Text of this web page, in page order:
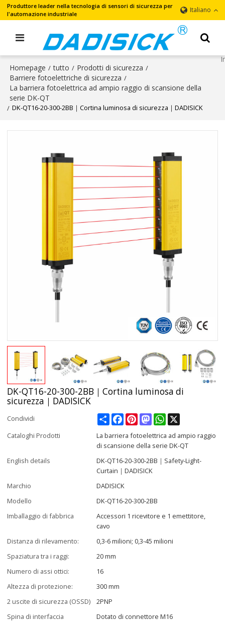
Produttore leader nella tecnologia di sensori di sicurezza per
l'automazione industriale
Italiano
Homepage / tutto / Prodotti di sicurezza /
Barriere fotoelettriche di sicurezza /
La barriera fotoelettrica ad ampio raggio di scansione della
serie DK-QT
/ DK-QT16-20-300-2BB｜Cortina luminosa di sicurezza｜DADISICK
DK-QT16-20-300-2BB｜Cortina luminosa di
sicurezza｜DADISICK
Condividi ShareFacebookPinterestMastodonWhatsApp
Cataloghi Prodotti
La barriera fotoelettrica ad ampio raggio
di scansione della serie DK-QT
English details
DK-QT16-20-300-2BB｜Safety-Light-
Curtain｜DADISICK
Marchio
DADISICK
Modello
DK-QT16-20-300-2BB
Imballaggio di fabbrica
Accessori 1 ricevitore e 1 emettitore,
cavo
Distanza di rilevamento:
0,3-6 milioni; 0,3-45 milioni
Spaziatura tra i raggi:
20 mm
Numero di assi ottici:
16
Altezza di protezione:
300 mm
2 uscite di sicurezza (OSSD)
2PNP
Spina di interfaccia
Dotato di connettore M16